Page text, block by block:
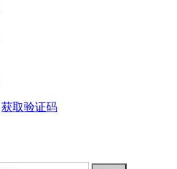
获取验证码